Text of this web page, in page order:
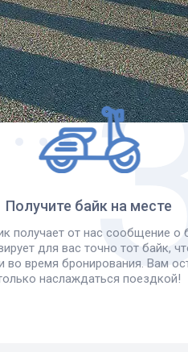
Получите байк на месте
получает от нас сообщение о
для вас точно тот байк,
во время бронирования. Вам
наслаждаться поездкой!